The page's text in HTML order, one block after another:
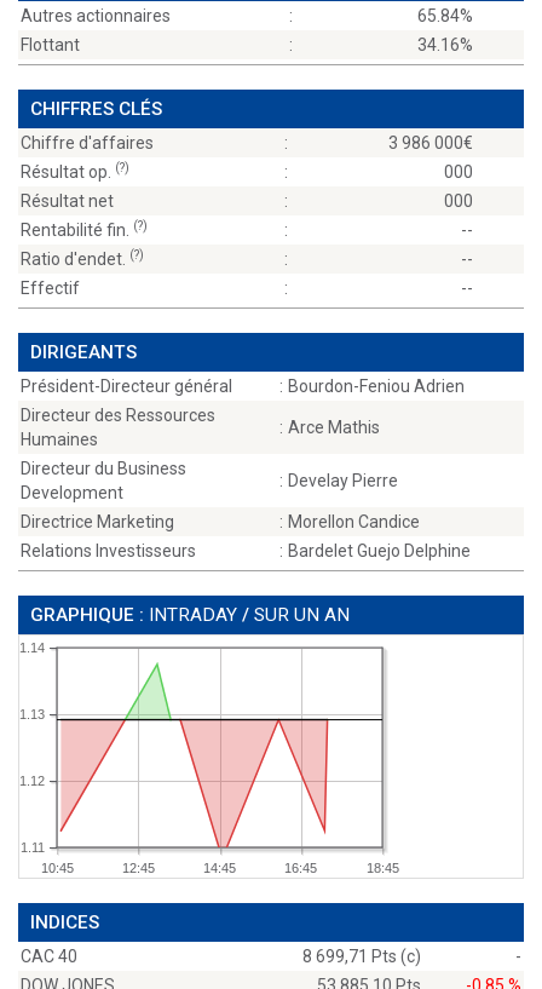
Autres actionnaires :
65.84%
Flottant
: 34.16%
CHIFFRES CLÉS
Chiffre d'affaires :
3 986 000
Résultat op.
(?) :
000
Résultat net
:
000
Rentabilité fin.
(?) :
--
Ratio d'endet. (?) :
--
Effectif
: --
DIRIGEANTS
Président-Directeur général : Bourdon-Feniou Adrien
Directeur des Ressources
Humaines
: Arce Mathis
Directeur du Business
Development
: Develay Pierre
Directrice Marketing : Morellon Candice
Relations Investisseurs
: Bardelet Guejo Delphine
GRAPHIQUE : INTRADAY / SUR UN AN
10:45 12:45 14:45 16:45 18:45
1.11
1.12
1.13
1.14
INDICES
CAC 40 8 699,71 Pts (c)
-